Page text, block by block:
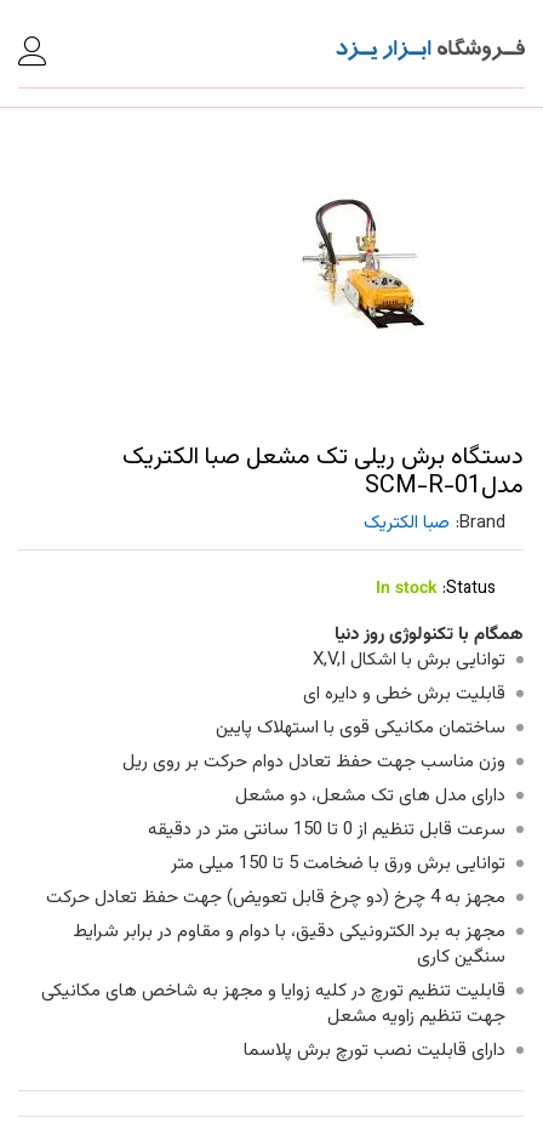
دستگاه برش ریلی تک مشعل صبا الکتریک
مدلSCM-R-01
Brand: صبا الکتریک
Status:
In stock
همگام با تکنولوژی روز دنیا
توانایی برش با اشکال X,V,I
قابلیت برش خطی و دایره ای
ساختمان مکانیکی قوی با استهلاک پایین
وزن مناسب جهت حفظ تعادل دوام حرکت بر روی ریل
دارای مدل های تک مشعل، دو مشعل
سرعت قابل تنظیم از 0 تا 150 سانتی متر در دقیقه
توانایی برش ورق با ضخامت 5 تا 150 میلی متر
مجهز به 4 چرخ (دو چرخ قابل تعویض) جهت حفظ تعادل حرکت
مجهز به برد الکترونیکی دقیق، با دوام و مقاوم در برابر شرایط
سنگین کاری
قابلیت تنظیم تورچ در کلیه زوایا و مجهز به شاخص های مکانیکی
جهت تنظیم زاویه مشعل
دارای قابلیت نصب تورچ برش پلاسما